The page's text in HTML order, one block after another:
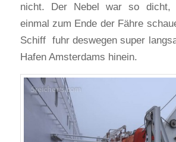
nicht. Der Nebel war so
einmal zum Ende der Fähre
Schiff fuhr deswegen super
Hafen Amsterdams hinein.